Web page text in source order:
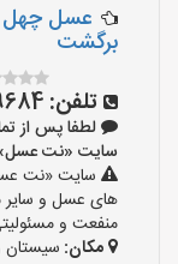
عسل چهل
برگشت
تلفن:
لطفا پس از
سایت «نت عسل» دیده ام
سایت «نت
های عسل و
منفعت و
مکان: سیستان